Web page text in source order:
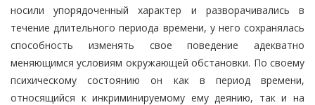
носили упорядоченный характер и разворачивались в
течение длительного периода времени, у него сохранялась
способность изменять свое поведение адекватно
меняющимся условиям окружающей обстановки. По своему
психическому состоянию он как в период времени,
относящийся к инкриминируемому ему деянию, так и на